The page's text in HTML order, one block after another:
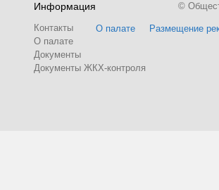
Информация
Контакты
О палате
Документы
Документы ЖКХ-контроля
О палате Размещение
©